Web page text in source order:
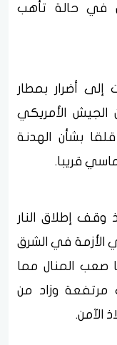
في حالة تأهب
أضرار بمطار
الجيش الأمريكي
بشأن الهدنة
قريبا.
وقف إطلاق النار
الأزمة في الشرق
صعب المنال مما
مرتفعة وزاد من
الآمن.